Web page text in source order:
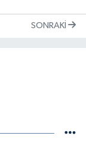
SONRAKI